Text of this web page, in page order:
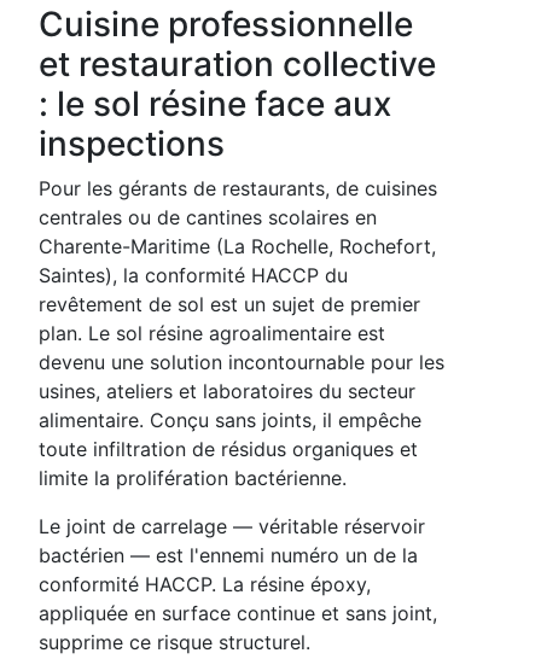
Cuisine professionnelle
et restauration collective
: le sol résine face aux
inspections
Pour les gérants de restaurants, de cuisines
centrales ou de cantines scolaires en
Charente-Maritime (La Rochelle, Rochefort,
Saintes), la conformité HACCP du
revêtement de sol est un sujet de premier
plan. Le sol résine agroalimentaire est
devenu une solution incontournable pour les
usines, ateliers et laboratoires du secteur
alimentaire. Conçu sans joints, il empêche
toute infiltration de résidus organiques et
limite la prolifération bactérienne.
Le joint de carrelage — véritable réservoir
bactérien — est l'ennemi numéro un de la
conformité HACCP. La résine époxy,
appliquée en surface continue et sans joint,
supprime ce risque structurel.